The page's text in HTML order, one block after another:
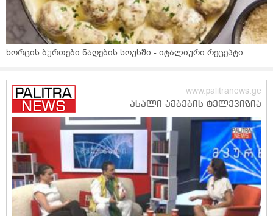
ხორცის ბურთები ნაღების სოუსში - იტალიური რეცეპტი